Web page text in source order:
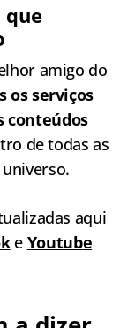
amigo do
os serviços
conteúdos
de todas as
aqui
ke Youtube